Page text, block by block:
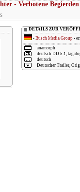
- Verbotene Begierden
DETAILS ZUR
• Busch Media Group •
anamorph
deutsch DD 5.1,
deutsch
Deutscher Trailer,